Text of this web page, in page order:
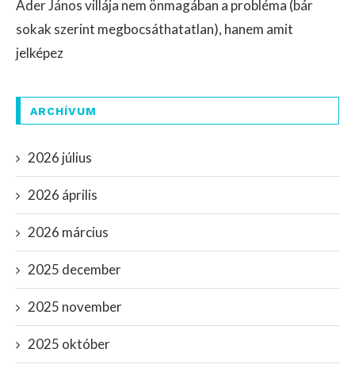
Áder János villája nem önmagában a probléma (bár
sokak szerint megbocsáthatatlan), hanem amit
jelképez
ARCHÍVUM
2026 július
2026 április
2026 március
2025 december
2025 november
2025 október